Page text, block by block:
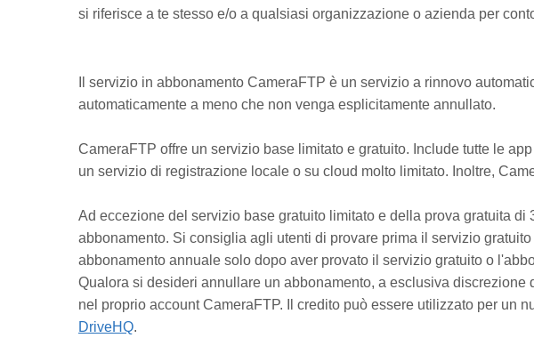
si riferisce a te stesso e/o a qualsiasi organizzazione o azienda per
Il servizio in abbonamento CameraFTP è un servizio a rinnovo
automaticamente a meno che non venga esplicitamente annullato.
CameraFTP offre un servizio base limitato e gratuito. Include tutte le
un servizio di registrazione locale o su cloud molto limitato. Inoltre,
Ad eccezione del servizio base gratuito limitato e della prova gratuita
abbonamento. Si consiglia agli utenti di provare prima il servizio
abbonamento annuale solo dopo aver provato il servizio gratuito o
Qualora si desideri annullare un abbonamento, a esclusiva
nel proprio account CameraFTP. Il credito può essere utilizzato per un
DriveHQ.